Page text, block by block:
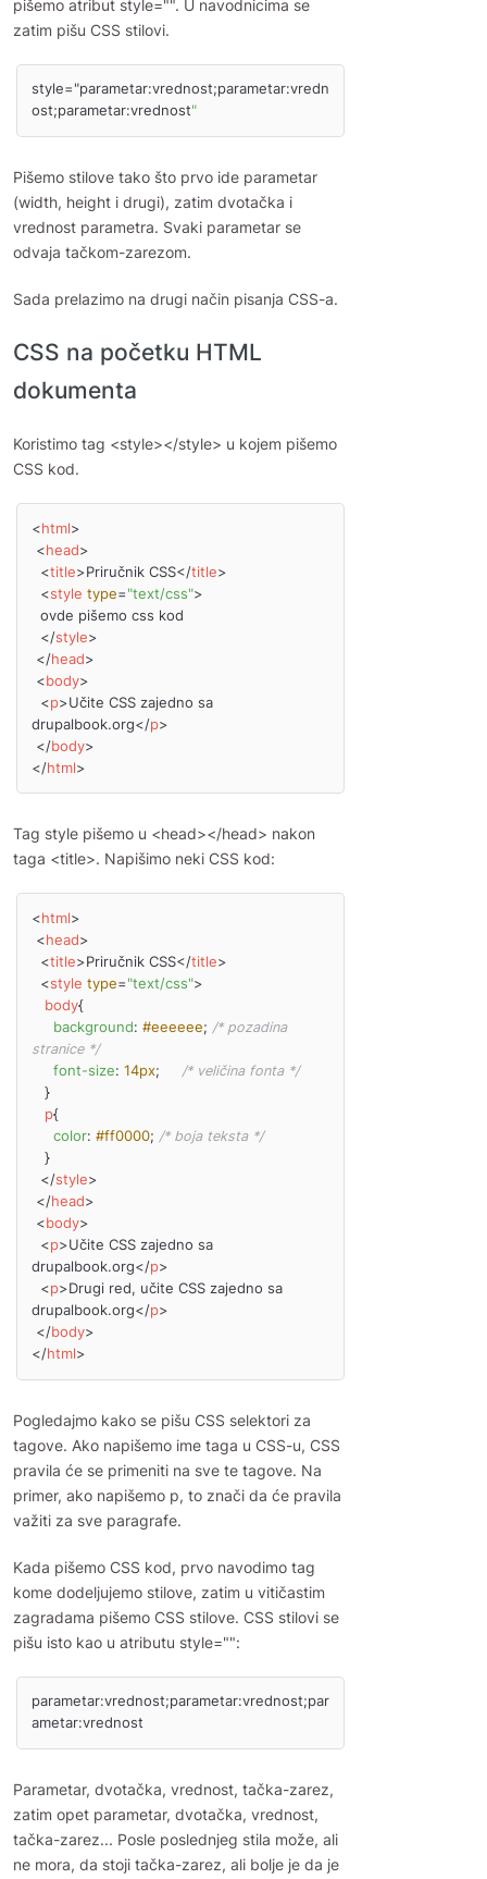
pišemo atribut style="". U navodnicima se
zatim pišu CSS stilovi.
style="parametar:vrednost;parametar:vredn
ost;parametar:vrednost"
Pišemo stilove tako što prvo ide parametar
(width, height i drugi), zatim dvotačka i
vrednost parametra. Svaki parametar se
odvaja tačkom-zarezom.
Sada prelazimo na drugi način pisanja CSS-a.
CSS na početku HTML
dokumenta
Koristimo tag <style></style> u kojem pišemo
CSS kod.
<html>
<head>
<title>Priručnik CSS</title>
<style type= "text/css">
</style>
</head>
<body>
<p>Učite CSS zajedno sa
drupalbook.org</p>
</body>
</html>
Tag style pišemo u <head></head> nakon
taga <title>. Napišimo neki CSS kod:
<html>
<head>
<title>Priručnik CSS</title>
<style type= "text/css">
body{
background: #eeeeee; /* pozadina
stranice */
font-size: 14px; /* veličina fonta */
p{
color: #ff0000; /* boja teksta */
</style>
</head>
<body>
<p>Učite CSS zajedno sa
drupalbook.org</p>
<p>Drugi red, učite CSS zajedno sa
drupalbook.org</p>
</body>
</html>
Pogledajmo kako se pišu CSS selektori za
tagove. Ako napišemo ime taga u CSS-u, CSS
pravila će se primeniti na sve te tagove. Na
primer, ako napišemo p, to znači da će pravila
važiti za sve paragrafe.
Kada pišemo CSS kod, prvo navodimo tag
kome dodeljujemo stilove, zatim u vitičastim
zagradama pišemo CSS stilove. CSS stilovi se
pišu isto kao u atributu style="":
parametar:vrednost;parametar:vrednost;par
ametar:vrednost
Parametar, dvotačka, vrednost, tačka-zarez,
zatim opet parametar, dvotačka, vrednost,
tačka-zarez... Posle poslednjeg stila može, ali
ne mora, da stoji tačka-zarez, ali bolje je da je